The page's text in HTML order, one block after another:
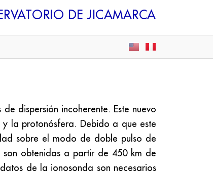
DE JICAMARCA
dispersión incoherente. Este nuevo
la protonósfera. Debido a que este
sobre el modo de doble pulso de
son obtenidas a partir de 450 km de
de la ionosonda son necesarios